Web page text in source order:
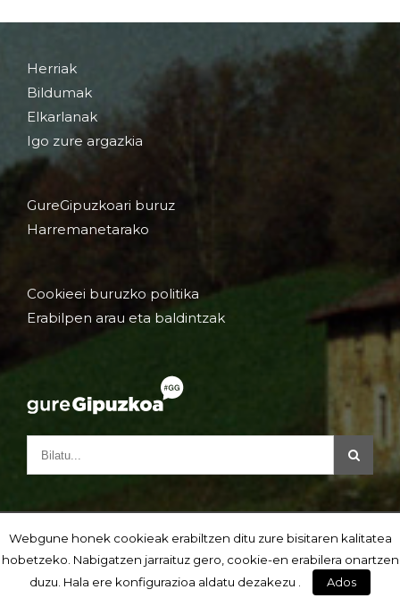
Herriak
Bildumak
Elkarlanak
Igo zure argazkia
GureGipuzkoari buruz
Harremanetarako
Cookieei buruzko politika
Erabilpen arau eta baldintzak
Webgune honek cookieak erabiltzen ditu zure bisitaren kalitatea
hobetzeko. Nabigatzen jarraituz gero, cookie-en erabilera onartzen
duzu. Hala ere konfigurazioa aldatu dezakezu .
Ados